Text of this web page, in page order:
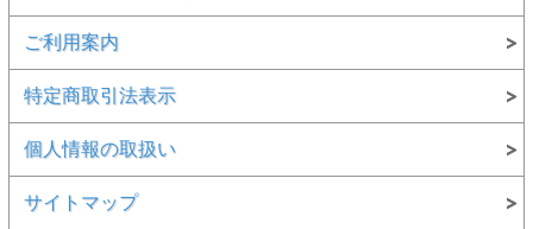
ご利用案内
特定商取引法表示
個人情報の取扱い
サイトマップ